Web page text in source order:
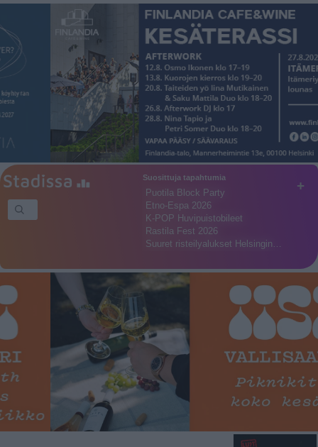
+
Suosittuja tapahtumia
Puotila Block Party
Etno-Espa 2026
K-POP Huvipuistobileet
Rastila Fest 2026
Suuret risteilyalukset Helsingin…